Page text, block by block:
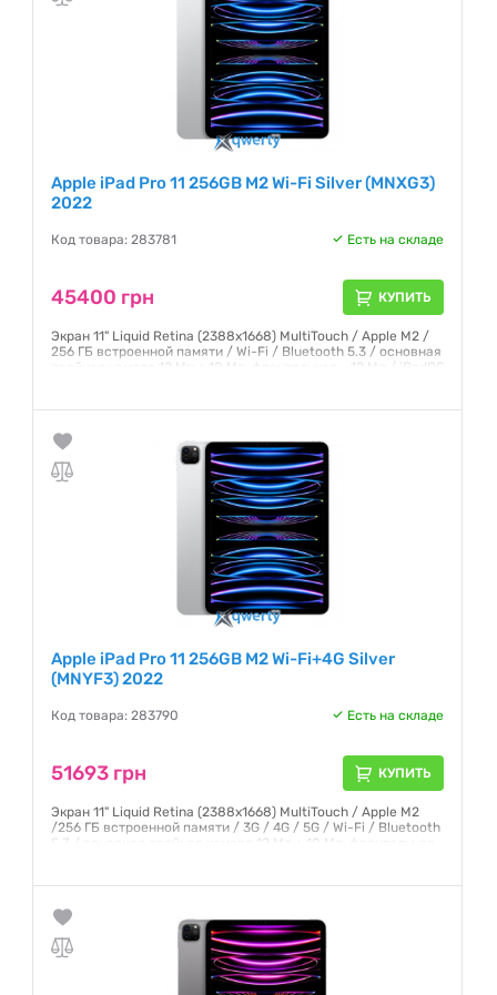
Apple iPad Pro 11 256GB M2 Wi-Fi Silver (MNXG3)
2022
Код товара: 283781 Есть на складе
45400 грн КУПИТЬ
Экран 11" Liquid Retina (2388x1668) MultiTouch / Apple M2 /
256 ГБ встроенной памяти / Wi-Fi / Bluetooth 5.3 / основная
двойная камера 12 Мп + 10 Мп, фронтальная - 12 Мп / iPadOS
Гарантия:12 месяцев
Apple iPad Pro 11 256GB M2 Wi-Fi+4G Silver
(MNYF3) 2022
Код товара: 283790 Есть на складе
51693 грн КУПИТЬ
Экран 11" Liquid Retina (2388x1668) MultiTouch / Apple M2
/256 ГБ встроенной памяти / 3G / 4G / 5G / Wi-Fi / Bluetooth
5.3 / основная двойная камера 12 Мп + 10 Мп, фронтальная
Гарантия:12 месяцев